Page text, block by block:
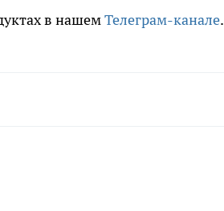
в нашемТелеграм-канале.